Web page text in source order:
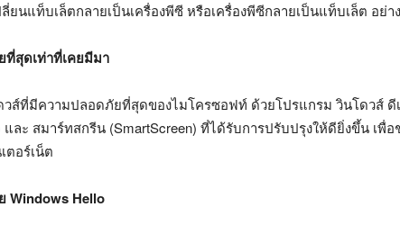
นแท็บเล็ตกลายเป็นเครื่องพีซี หรือเครื่องพีซีกลายเป็นแท็บเล็ต อย่า
สุดเท่าที่เคยมีมา
วส์ที่มีความปลอดภัยที่สุดของไมโครซอฟท์ ด้วยโปรแกรม วินโดวส์ ดี
และ สมาร์ทสกรีน (SmartScreen) ที่ได้รับการปรับปรุงให้ดียิ่งขึ้น เพื่
ตอร์เน็ต
Windows Hello